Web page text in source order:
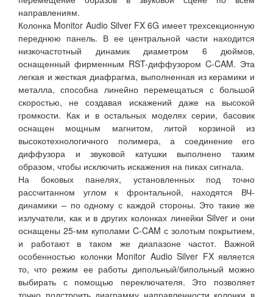
направлениям.
Колонка Monitor Audio Silver FX 6G имеет трехсекционную
переднюю панель. В ее центральной части находится
низкочастотный динамик диаметром 6 дюймов,
оснащенный фирменным RST-диффузором C-CAM. Эта
легкая и жесткая диафрагма, выполненная из керамики и
металла, способна линейно перемещаться с большой
скоростью, не создавая искажений даже на высокой
громкости. Как и в остальных моделях серии, басовик
оснащен мощным магнитом, литой корзиной из
высокотехнологичного полимера, а соединение его
диффузора и звуковой катушки выполнено таким
образом, чтобы исключить искажения на пиках сигнала.
На боковых панелях, установленных под точно
рассчитанном углом к фронтальной, находятся ВЧ-
динамики – по одному с каждой стороны. Это такие же
излучатели, как и в других колонках линейки Silver и они
оснащены 25-мм куполами C-CAM с золотым покрытием,
и работают в таком же диапазоне частот. Важной
особенностью колонки Monitor Audio Silver FX является
то, что режим ее работы дипольный/бипольный можно
выбирать с помощью переключателя. Это позволяет